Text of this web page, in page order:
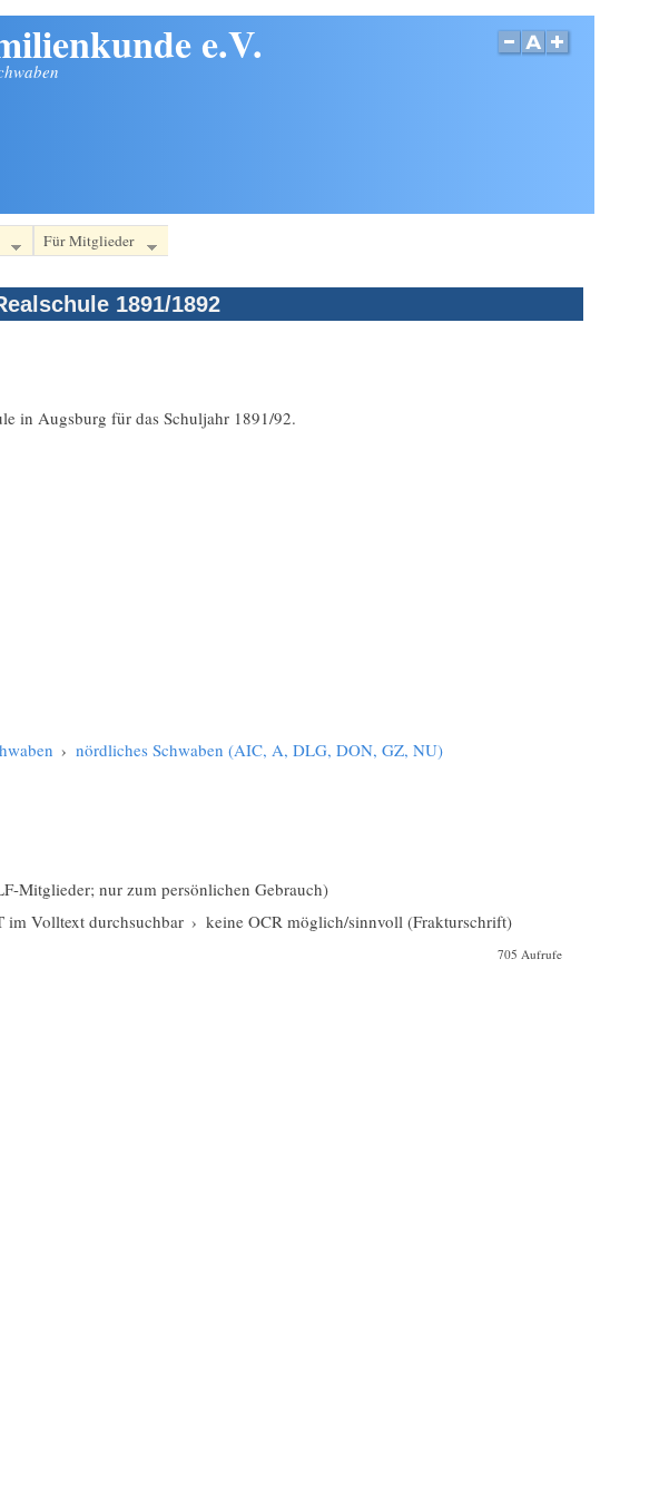
e.V.
Für Mitglieder
1891/1892
in Augsburg für das Schuljahr 1891/92.
› nördliches Schwaben (AIC, A, DLG, DON, GZ, NU)
Mitglieder; nur zum persönlichen Gebrauch)
Volltext durchsuchbar › keine OCR möglich/sinnvoll (Frakturschrift)
705 Aufrufe